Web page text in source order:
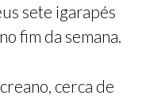
sete igarapés
fim da semana.
cerca de